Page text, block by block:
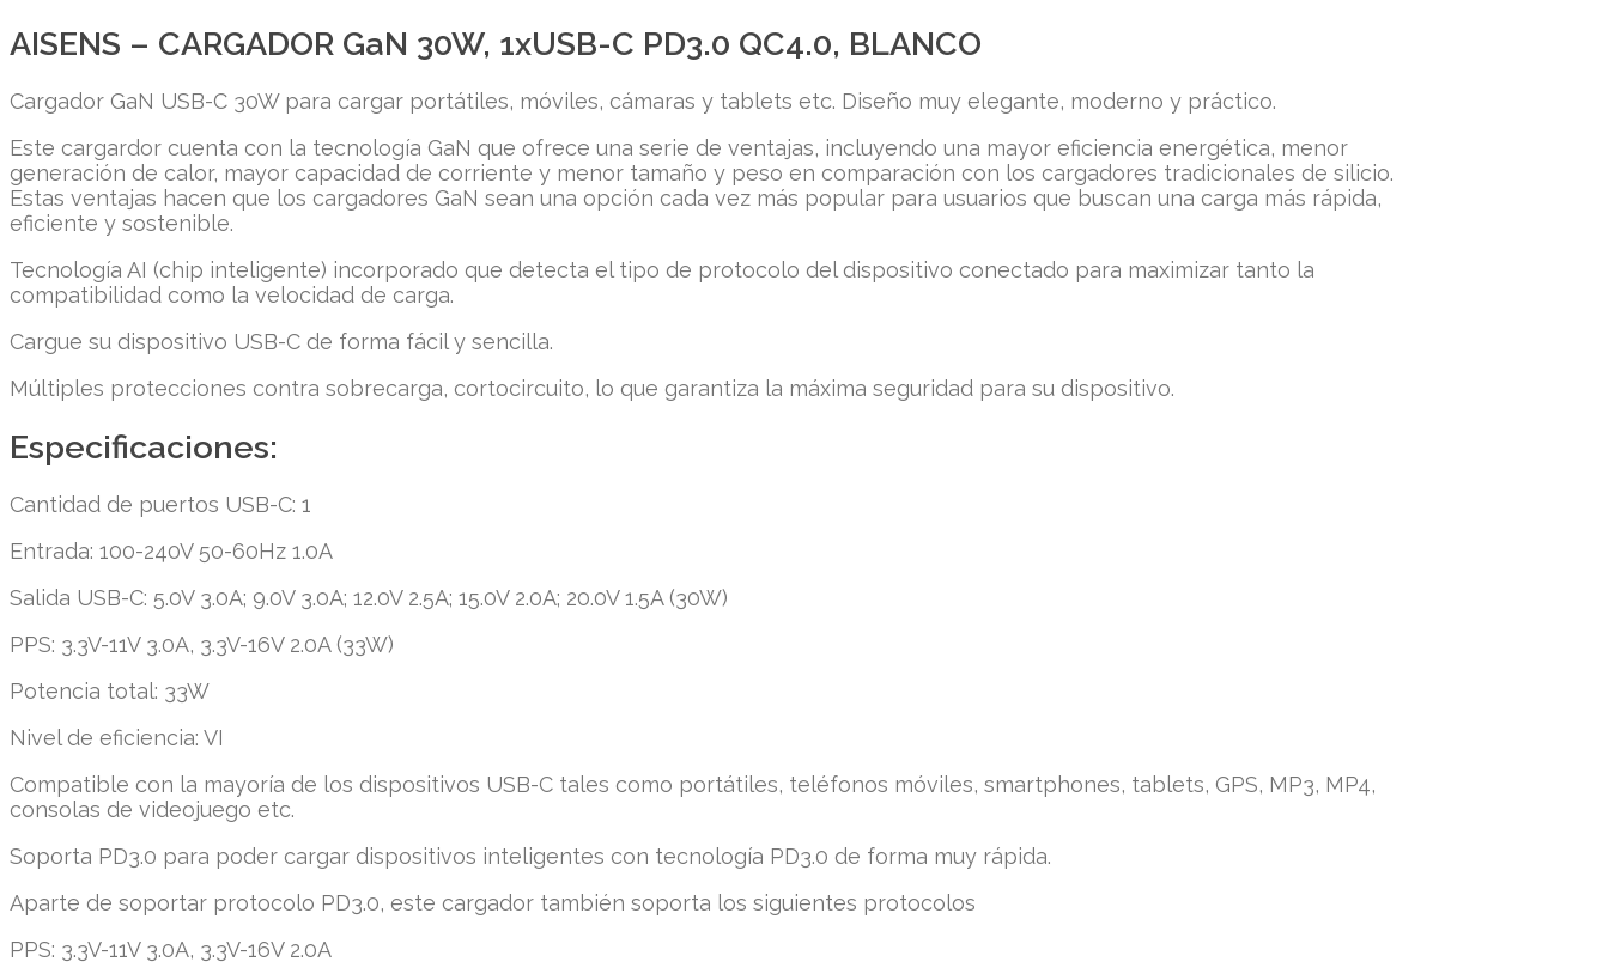
AISENS – CARGADOR GaN 30W, 1xUSB-C PD3.0 QC4.0, BLANCO
Cargador GaN USB-C 30W para cargar portátiles, móviles, cámaras y tablets etc. Diseño muy elegante, moderno y práctico.
Este cargardor cuenta con la tecnología GaN que ofrece una serie de ventajas, incluyendo una mayor eficiencia energética, menor
generación de calor, mayor capacidad de corriente y menor tamaño y peso en comparación con los cargadores tradicionales de silicio.
Estas ventajas hacen que los cargadores GaN sean una opción cada vez más popular para usuarios que buscan una carga más rápida,
eficiente y sostenible.
Tecnología AI (chip inteligente) incorporado que detecta el tipo de protocolo del dispositivo conectado para maximizar tanto la
compatibilidad como la velocidad de carga.
Cargue su dispositivo USB-C de forma fácil y sencilla.
Múltiples protecciones contra sobrecarga, cortocircuito, lo que garantiza la máxima seguridad para su dispositivo.
Especificaciones:
Cantidad de puertos USB-C: 1
Entrada: 100-240V 50-60Hz 1.0A
Salida USB-C: 5.0V 3.0A; 9.0V 3.0A; 12.0V 2.5A; 15.0V 2.0A; 20.0V 1.5A (30W)
PPS: 3.3V-11V 3.0A, 3.3V-16V 2.0A (33W)
Potencia total: 33W
Nivel de eficiencia: VI
Compatible con la mayoría de los dispositivos USB-C tales como portátiles, teléfonos móviles, smartphones, tablets, GPS, MP3, MP4,
consolas de videojuego etc.
Soporta PD3.0 para poder cargar dispositivos inteligentes con tecnología PD3.0 de forma muy rápida.
Aparte de soportar protocolo PD3.0, este cargador también soporta los siguientes protocolos
PPS: 3.3V-11V 3.0A, 3.3V-16V 2.0A